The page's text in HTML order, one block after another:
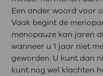
Een ander woord voor
Vaak begint de
menopauze kan jaren
wanneer u 1 jaar niet
geworden. U kunt dan
kunt nog wel klachten